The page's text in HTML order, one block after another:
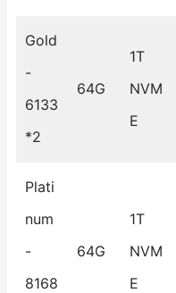
Gold
-
6133
*2
64G
1T
NVM
E
Plati
num
-
8168
64G
1T
NVM
E